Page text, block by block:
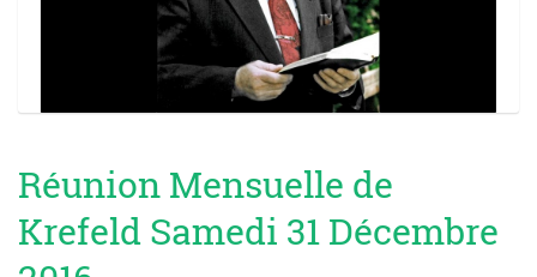
Réunion Mensuelle de
Krefeld Samedi 31 Décembre